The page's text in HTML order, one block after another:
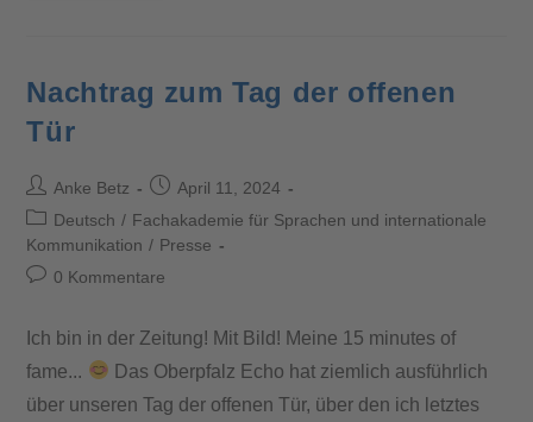
Nachtrag zum Tag der offenen
Tür
Anke Betz
April 11, 2024
Deutsch / Fachakademie für Sprachen und internationale
Kommunikation / Presse
0 Kommentare
Ich bin in der Zeitung! Mit Bild! Meine 15 minutes of
fame...
Das Oberpfalz Echo hat ziemlich ausführlich
über unseren Tag der offenen Tür, über den ich letztes